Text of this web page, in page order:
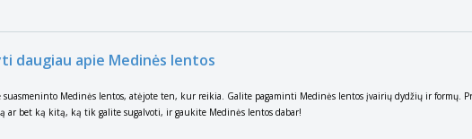
daugiau apie Medinės lentos
suasmeninto Medinės lentos, atėjote ten, kur reikia. Galite pagaminti Medinės lentos įvairių dydžių ir formų.
ar bet ką kitą, ką tik galite sugalvoti, ir gaukite Medinės lentos dabar!